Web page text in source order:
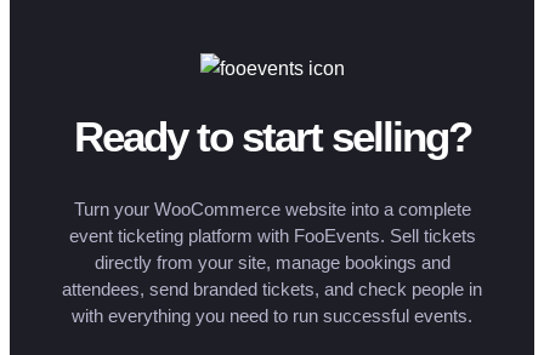
Ready to start selling?
Turn your WooCommerce website into a complete
event ticketing platform with FooEvents. Sell tickets
directly from your site, manage bookings and
attendees, send branded tickets, and check people in
with everything you need to run successful events.